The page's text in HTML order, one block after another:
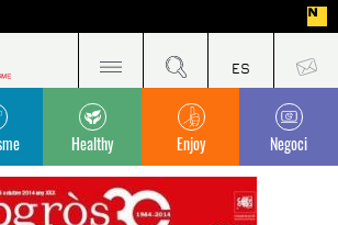
Healthy Enjoy Negoci